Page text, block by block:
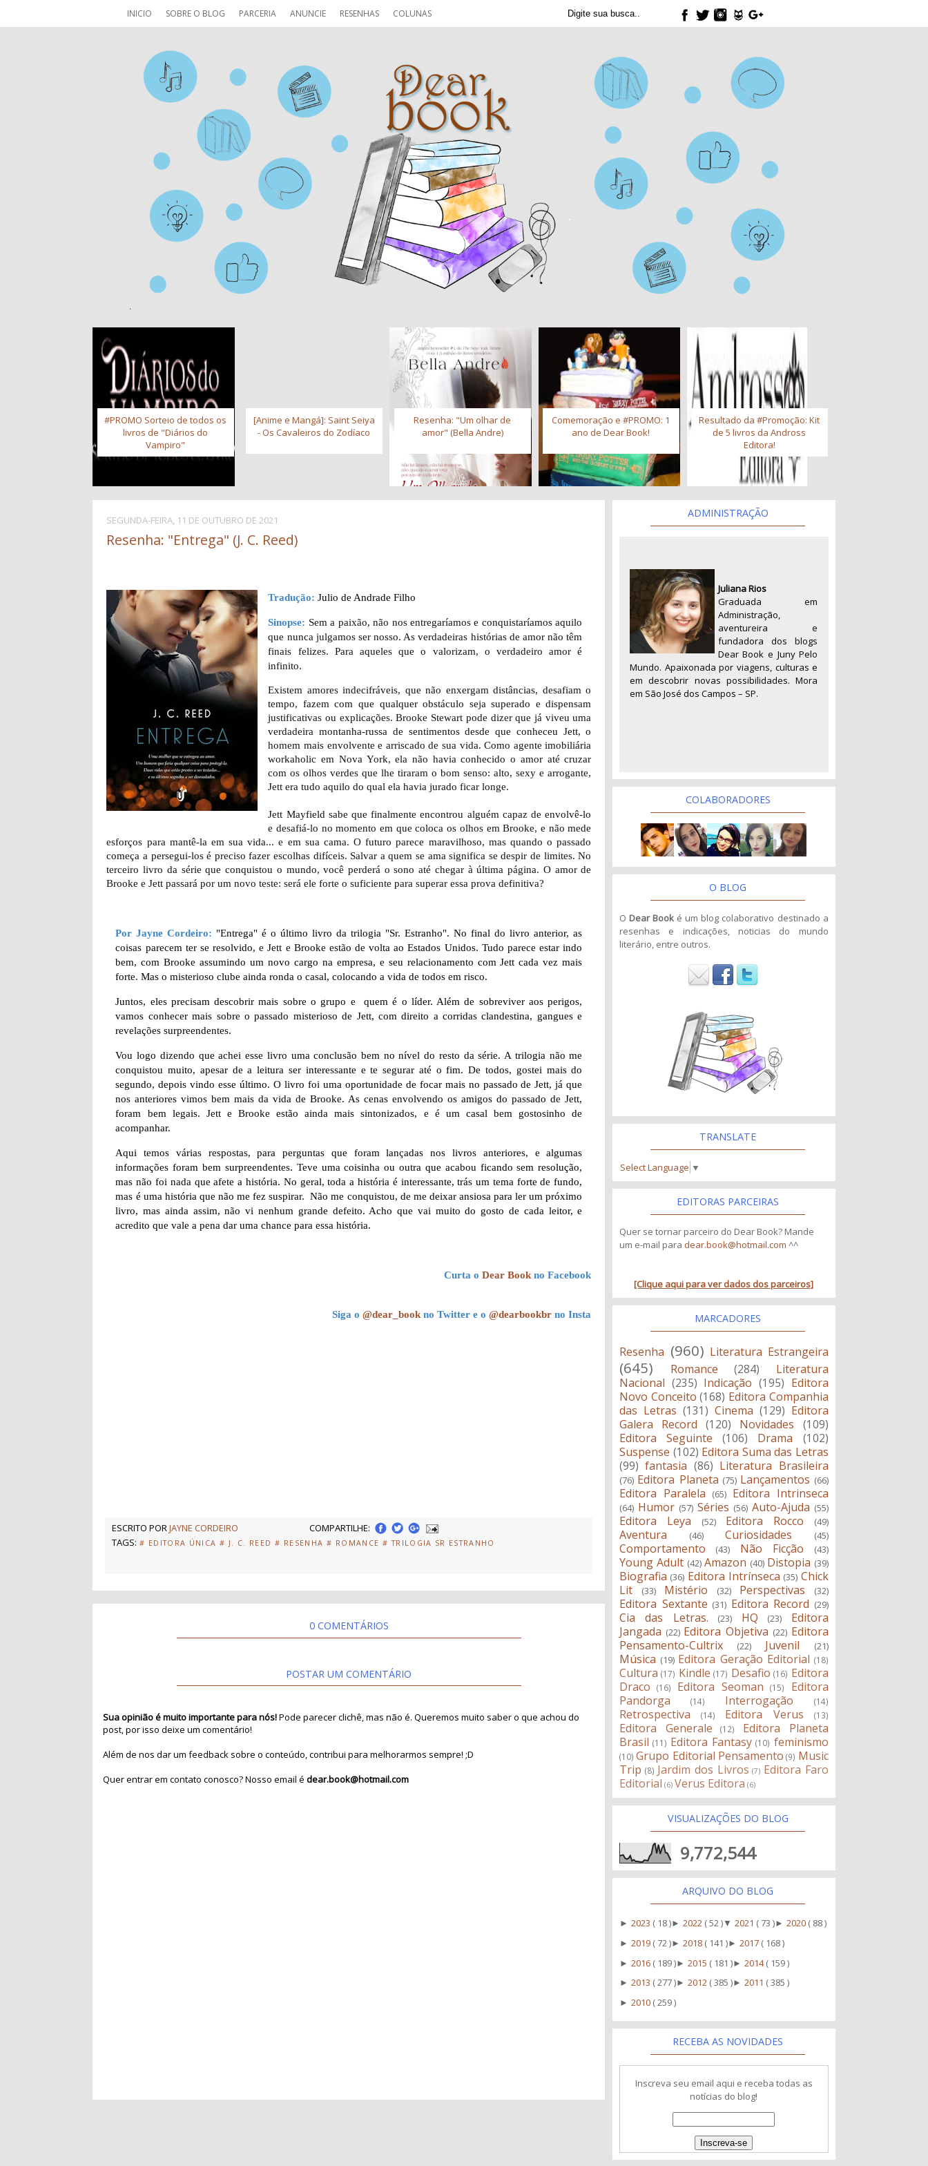
INICIO SOBRE O BLOG PARCERIA ANUNCIE RESENHAS COLUNAS
#PROMO Sorteio de todos os
livros de "Diários do
Vampiro"
[Anime e Mangá]: Saint Seiya
- Os Cavaleiros do Zodíaco
Resenha: "Um olhar de
amor" (Bella Andre)
Comemoração e #PROMO: 1
ano de Dear Book!
Resultado da #Promoção: Kit
de 5 livros da Andross
Editora!
SEGUNDA-FEIRA, 11 DE OUTUBRO DE 2021
Resenha: "Entrega" (J. C. Reed)
Tradução: Julio de Andrade Filho
Sinopse: Sem a paixão, não nos entregaríamos e conquistaríamos aquilo
que nunca julgamos ser nosso. As verdadeiras histórias de amor não têm
finais felizes. Para aqueles que o valorizam, o verdadeiro amor é
infinito.
Existem amores indecifráveis, que não enxergam distâncias, desafiam o
tempo, fazem com que qualquer obstáculo seja superado e dispensam
justificativas ou explicações. Brooke Stewart pode dizer que já viveu uma
verdadeira montanha-russa de sentimentos desde que conheceu Jett, o
homem mais envolvente e arriscado de sua vida. Como agente imobiliária
workaholic em Nova York, ela não havia conhecido o amor até cruzar
com os olhos verdes que lhe tiraram o bom senso: alto, sexy e arrogante,
Jett era tudo aquilo do qual ela havia jurado ficar longe.
Jett Mayfield sabe que finalmente encontrou alguém capaz de envolvê-lo
e desafiá-lo no momento em que coloca os olhos em Brooke, e não mede
esforços para mantê-la em sua vida... e em sua cama. O futuro parece maravilhoso, mas quando o passado
começa a persegui-los é preciso fazer escolhas difíceis. Salvar a quem se ama significa se despir de limites. No
terceiro livro da série que conquistou o mundo, você perderá o sono até chegar à última página. O amor de
Brooke e Jett passará por um novo teste: será ele forte o suficiente para superar essa prova definitiva?
Por Jayne Cordeiro: "Entrega" é o último livro da trilogia "Sr. Estranho". No final do livro anterior, as
coisas parecem ter se resolvido, e Jett e Brooke estão de volta ao Estados Unidos. Tudo parece estar indo
bem, com Brooke assumindo um novo cargo na empresa, e seu relacionamento com Jett cada vez mais
forte. Mas o misterioso clube ainda ronda o casal, colocando a vida de todos em risco.
Juntos, eles precisam descobrir mais sobre o grupo e quem é o líder. Além de sobreviver aos perigos,
vamos conhecer mais sobre o passado misterioso de Jett, com direito a corridas clandestina, gangues e
revelações surpreendentes.
Vou logo dizendo que achei esse livro uma conclusão bem no nível do resto da série. A trilogia não me
conquistou muito, apesar de a leitura ser interessante e te segurar até o fim. De todos, gostei mais do
segundo, depois vindo esse último. O livro foi uma oportunidade de focar mais no passado de Jett, já que
nos anteriores vimos bem mais da vida de Brooke. As cenas envolvendo os amigos do passado de Jett,
foram bem legais. Jett e Brooke estão ainda mais sintonizados, e é um casal bem gostosinho de
acompanhar.
Aqui temos várias respostas, para perguntas que foram lançadas nos livros anteriores, e algumas
informações foram bem surpreendentes. Teve uma coisinha ou outra que acabou ficando sem resolução,
mas não foi nada que afete a história. No geral, toda a história é interessante, trás um tema forte de fundo,
mas é uma história que não me fez suspirar. Não me conquistou, de me deixar ansiosa para ler um próximo
livro, mas ainda assim, não vi nenhum grande defeito. Acho que vai muito do gosto de cada leitor, e
acredito que vale a pena dar uma chance para essa história.
Curta oDear Book no Facebook
Siga o@dear_book no Twitter e o@dearbookbr no Insta
ESCRITO PORJAYNE CORDEIRO
COMPARTILHE:
TAGS: # EDITORA ÚNICA # J. C. REED # RESENHA # ROMANCE # TRILOGIA SR ESTRANHO
0 COMENTÁRIOS
POSTAR UM COMENTÁRIO
Sua opinião é muito importante para nós!Pode parecer clichê, mas não é. Queremos muito saber o que achou do
post, por isso deixe um comentário!
Além de nos dar um feedback sobre o conteúdo, contribui para melhorarmos sempre! ;D
Quer entrar em contato conosco? Nosso email édear.book@hotmail.com
ADMINISTRAÇÃO
Juliana Rios
Graduada em
Administração,
aventureira e
fundadora dos blogs
Dear Book e Juny Pelo
Mundo. Apaixonada por viagens, culturas e
em descobrir novas possibilidades. Mora
em São José dos Campos – SP.
COLABORADORES
O BLOG
O Dear Book é um blog colaborativo destinado a
resenhas e indicações, noticias do mundo
literário, entre outros.
TRANSLATE
Select Language ▼
EDITORAS PARCEIRAS
Quer se tornar parceiro do Dear Book? Mande
um e-mail para dear.book@hotmail.com ^^
[Clique aqui para ver dados dos parceiros]
MARCADORES
Resenha (960) Literatura Estrangeira
(645) Romance (284)
Literatura
Nacional (235) Indicação (195) Editora
Novo Conceito (168) Editora Companhia
das Letras (131) Cinema (129) Editora
Galera Record
(120) Novidades
(109)
Editora Seguinte
(106) Drama
(102)
Suspense (102) Editora Suma das Letras
(99) fantasia (86) Literatura Brasileira
(76) Editora Planeta (75) Lançamentos (66)
Editora Paralela (65) Editora Intrinseca
(64) Humor (57) Séries (56) Auto-Ajuda (55)
Editora Leya (52) Editora Rocco (49)
Aventura (46) Curiosidades (45)
Comportamento (43) Não Ficção (43)
Young Adult (42) Amazon (40) Distopia (39)
Biografia (36) Editora Intrínseca (35) Chick
Lit
(33) Mistério (32) Perspectivas (32)
Editora Sextante (31) Editora Record (29)
Cia das Letras. (23) HQ (23)
Editora
Jangada (22) Editora Objetiva (22) Editora
Pensamento-Cultrix
(22) Juvenil (21)
Música (19) Editora Geração Editorial (18)
Cultura (17) Kindle (17) Desafio (16) Editora
Draco
(16) Editora Seoman (15)
Editora
Pandorga
(14) Interrogação (14)
Retrospectiva (14) Editora Verus (13)
Editora Generale (12)
Editora Planeta
Brasil (11) Editora Fantasy (10) feminismo
(10) Grupo Editorial Pensamento (9) Music
Trip (8) Jardim dos Livros (7) Editora Faro
Editorial (6) Verus Editora (6)
VISUALIZAÇÕES DO BLOG
9,772,544
ARQUIVO DO BLOG
►2023 ( 18 )►2022 ( 52 ) ▼2021 ( 73 )►2020 ( 88 )
►2019 ( 72 )►2018 ( 141 )►2017 ( 168 )
►2016 ( 189 )►2015 ( 181 )►2014( 159 )
►2013 ( 277 )►2012 ( 385 )►2011 ( 385 )
►2010 ( 259 )
RECEBA AS NOVIDADES
Inscreva seu email aqui e receba todas as
notícias do blog!